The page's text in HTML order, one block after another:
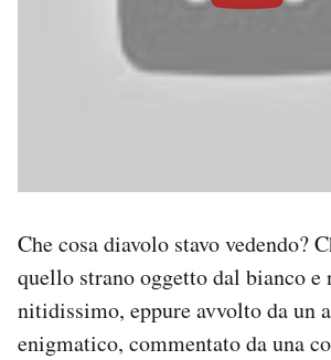
Che cosa diavolo stavo vedendo?
quello strano oggetto dal bianco e
nitidissimo, eppure avvolto da un
enigmatico, commentato da una